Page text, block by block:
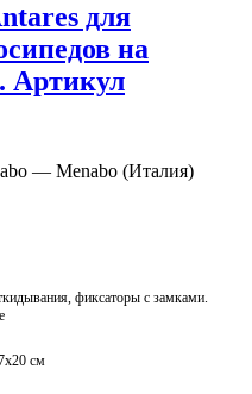
для
на
Артикул
— Menabo (Италия)
фиксаторы с замками.
см